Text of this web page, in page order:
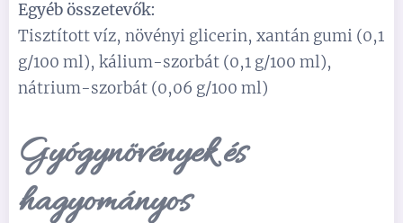
Egyéb összetevők:
Tisztított víz, növényi glicerin, xantán gumi (0,1
g/100 ml), kálium-szorbát (0,1 g/100 ml),
nátrium-szorbát (0,06 g/100 ml)
Gyógynövények és
hagyományos